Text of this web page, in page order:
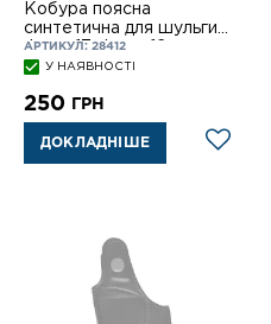
Кобура поясна
синтетична для шульги
Форт 17, Форт 12
АРТИКУЛ: 28412
У НАЯВНОСТІ
250 ГРН
ДОКЛАДНІШЕ